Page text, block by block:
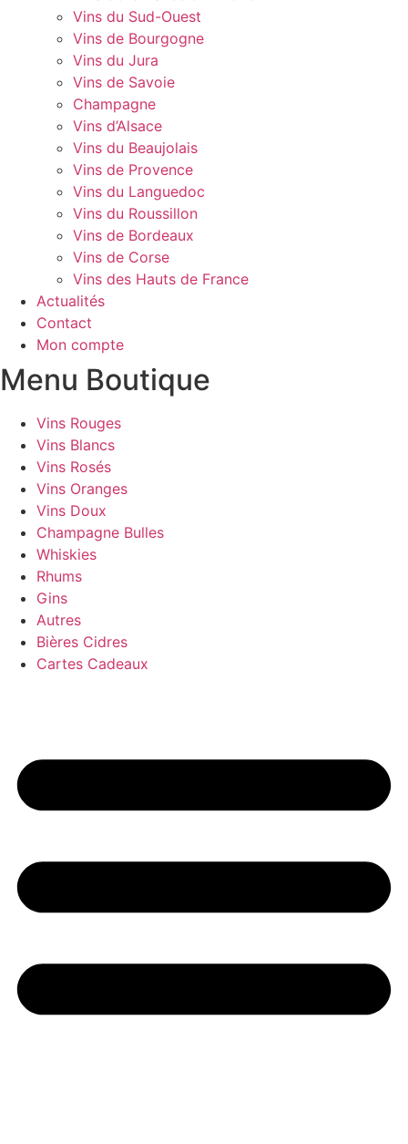
Vins du Sud-Ouest
Vins de Bourgogne
Vins du Jura
Vins de Savoie
Champagne
Vins d’Alsace
Vins du Beaujolais
Vins de Provence
Vins du Languedoc
Vins du Roussillon
Vins de Bordeaux
Vins de Corse
Vins des Hauts de France
Actualités
Contact
Mon compte
Menu Boutique
Vins Rouges
Vins Blancs
Vins Rosés
Vins Oranges
Vins Doux
Champagne Bulles
Whiskies
Rhums
Gins
Autres
Bières Cidres
Cartes Cadeaux